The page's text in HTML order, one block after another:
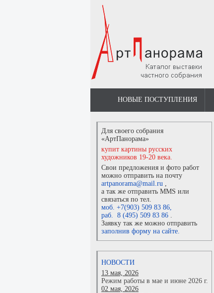
НОВЫЕ ПОСТУПЛЕНИЯ
Для своего собрания
«АртПанорама»
купит картины русских
художников 19-20 века.
Свои предложения и фото работ
можно отправить на почту
artpanorama@mail.ru ,
а так же отправить MMS или
связаться по тел.
моб. +7(903) 509 83 86,
раб. 8 (495) 509 83 86 .
Заявку так же можно отправить
заполнив форму на сайте.
НОВОСТИ
13 мая, 2026
Режим работы в мае и июне 2026 г.
02 мая, 2026